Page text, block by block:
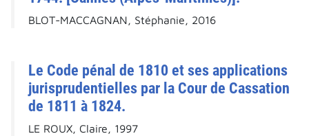
BLOT-MACCAGNAN, Stéphanie, 2016
Le Code pénal de 1810 et ses applications
jurisprudentielles par la Cour de Cassation
de 1811 à 1824.
LE ROUX, Claire, 1997